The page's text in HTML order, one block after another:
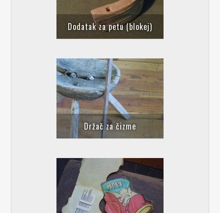
Dodatak za petu (blokej)
Držač za čizme